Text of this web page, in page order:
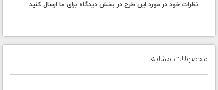
نظرات خود در مورد این طرح در بخش دیدگاه برای ما ارسال کنید
محصولات مشابه